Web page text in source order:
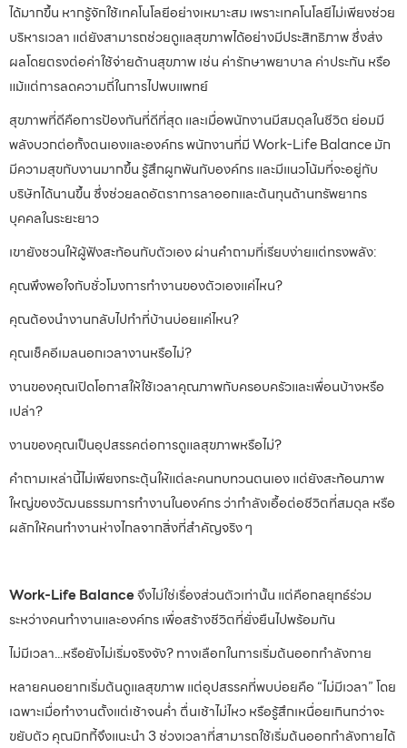
ได้มากขึ้น หากรู้จักใช้เทคโนโลยีอย่างเหมาะสม เพราะเทคโนโลยีไม่เพียงช่วย
บริหารเวลา แต่ยังสามารถช่วยดูแลสุขภาพได้อย่างมีประสิทธิภาพ ซึ่งส่ง
ผลโดยตรงต่อค่าใช้จ่ายด้านสุขภาพ เช่น ค่ารักษาพยาบาล ค่าประกัน หรือ
แม้แต่การลดความถี่ในการไปพบแพทย์
สุขภาพที่ดีคือการป้องกันที่ดีที่สุด และเมื่อพนักงานมีสมดุลในชีวิต ย่อมมี
พลังบวกต่อทั้งตนเองและองค์กร พนักงานที่มี Work-Life Balance มัก
มีความสุขกับงานมากขึ้น รู้สึกผูกพันกับองค์กร และมีแนวโน้มที่จะอยู่กับ
บริษัทได้นานขึ้น ซึ่งช่วยลดอัตราการลาออกและต้นทุนด้านทรัพยากร
บุคคลในระยะยาว
เขายังชวนให้ผู้ฟังสะท้อนกับตัวเอง ผ่านคำถามที่เรียบง่ายแต่ทรงพลัง:
คุณพึงพอใจกับชั่วโมงการทำงานของตัวเองแค่ไหน?
คุณต้องนำงานกลับไปทำที่บ้านบ่อยแค่ไหน?
คุณเช็คอีเมลนอกเวลางานหรือไม่?
งานของคุณเปิดโอกาสให้ใช้เวลาคุณภาพกับครอบครัวและเพื่อนบ้างหรือ
เปล่า?
งานของคุณเป็นอุปสรรคต่อการดูแลสุขภาพหรือไม่?
คำถามเหล่านี้ไม่เพียงกระตุ้นให้แต่ละคนทบทวนตนเอง แต่ยังสะท้อนภาพ
ใหญ่ของวัฒนธรรมการทำงานในองค์กร ว่ากำลังเอื้อต่อชีวิตที่สมดุล หรือ
ผลักให้คนทำงานห่างไกลจากสิ่งที่สำคัญจริง ๆ
Work-Life Balanceจึงไม่ใช่เรื่องส่วนตัวเท่านั้น แต่คือกลยุทธ์ร่วม
ระหว่างคนทำงานและองค์กร เพื่อสร้างชีวิตที่ยั่งยืนไปพร้อมกัน
ไม่มีเวลา...หรือยังไม่เริ่มจริงจัง? ทางเลือกในการเริ่มต้นออกกำลังกาย
หลายคนอยากเริ่มต้นดูแลสุขภาพ แต่อุปสรรคที่พบบ่อยคือ “ไม่มีเวลา” โดย
เฉพาะเมื่อทำงานตั้งแต่เช้าจนค่ำ ตื่นเช้าไม่ไหว หรือรู้สึกเหนื่อยเกินกว่าจะ
ขยับตัว คุณมิกกี้จึงแนะนำ 3 ช่วงเวลาที่สามารถใช้เริ่มต้นออกกำลังกายได้